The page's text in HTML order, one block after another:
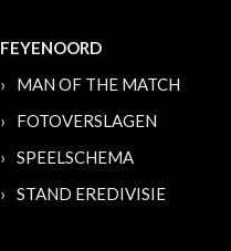
FEYENOORD
MAN OF THE MATCH
FOTOVERSLAGEN
SPEELSCHEMA
STAND EREDIVISIE